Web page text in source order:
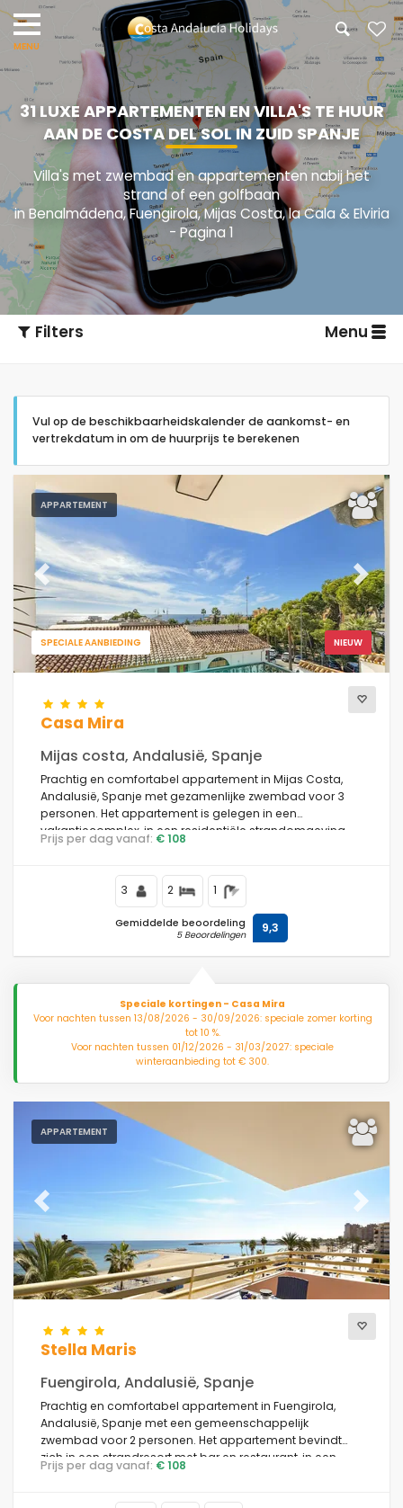
31 LUXE APPARTEMENTEN EN VILLA'S TE HUUR
AAN DE COSTA DEL SOL IN ZUID SPANJE
Villa's met zwembad en appartementen nabij het
strand of een golfbaan
in Benalmádena, Fuengirola, Mijas Costa, la Cala & Elviria
- Pagina 1
Filters Menu
Type accommodatie
Personen
Slaapkamers
Badkamers
Populaire diensten
Voorwaarden
Faciliteiten
Aantal sterren
Aanvullende diensten
Uitzicht
Extra categorieën
Vul op de beschikbaarheidskalender de aankomst- en
vertrekdatum in om de huurprijs te berekenen
APPARTEMENT
NIEUW
SPECIALE AANBIEDING
Previous Next
Casa Mira
Mijas costa, Andalusië, Spanje
Prachtig en comfortabel appartement in Mijas Costa,
Andalusië, Spanje met gezamenlijke zwembad voor 3
personen. Het appartement is gelegen in een
vakantiecomplex, in een residentiële strandomgeving,
dicht bij restaurants en bars, winkels en supermarkten,
Middellandse Zee.
Prijs per dag vanaf: € 108
3 2 1
Gemiddelde beoordeling
5 Beoordelingen 9,3
Speciale kortingen - Casa Mira
Voor nachten tussen 13/08/2026 - 30/09/2026: speciale zomer korting
tot 10 %.
Voor nachten tussen 01/12/2026 - 31/03/2027: speciale
winteraanbieding tot € 300.
APPARTEMENT
Previous Next
Stella Maris
Fuengirola, Andalusië, Spanje
Prachtig en comfortabel appartement in Fuengirola,
Andalusië, Spanje met een gemeenschappelijk
zwembad voor 2 personen. Het appartement bevindt
zich in een strandresort met bar en restaurant, in een
stedelijk strandgebied, dicht bij winkels en supermarkten
Prijs per dag vanaf: € 108